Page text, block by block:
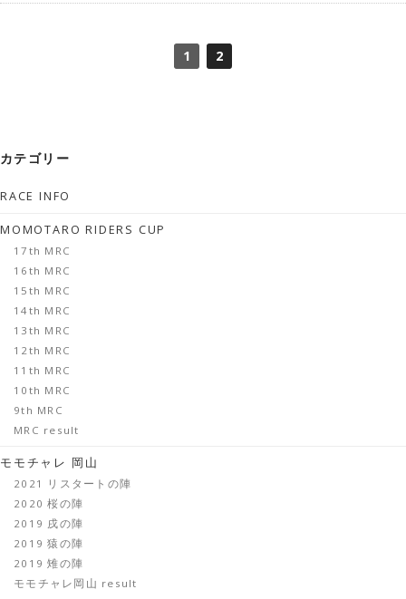
1 2
カテゴリー
RACE INFO
MOMOTARO RIDERS CUP
17th MRC
16th MRC
15th MRC
14th MRC
13th MRC
12th MRC
11th MRC
10th MRC
9th MRC
MRC result
モモチャレ 岡山
2021 リスタートの陣
2020 桜の陣
2019 戌の陣
2019 猿の陣
2019 雉の陣
モモチャレ岡山 result